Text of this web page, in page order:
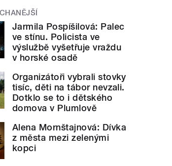
Jarmila Pospíšilová: Palec
ve stínu. Policista ve
výslužbě vyšetřuje vraždu
v horské osadě
Organizátoři vybrali stovky
tisíc, děti na tábor nevzali.
Dotklo se to i dětského
domova v Plumlově
Alena Mornštajnová: Dívka
z města mezi zelenými
kopci